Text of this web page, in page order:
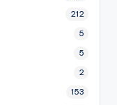
212
5
5
2
153